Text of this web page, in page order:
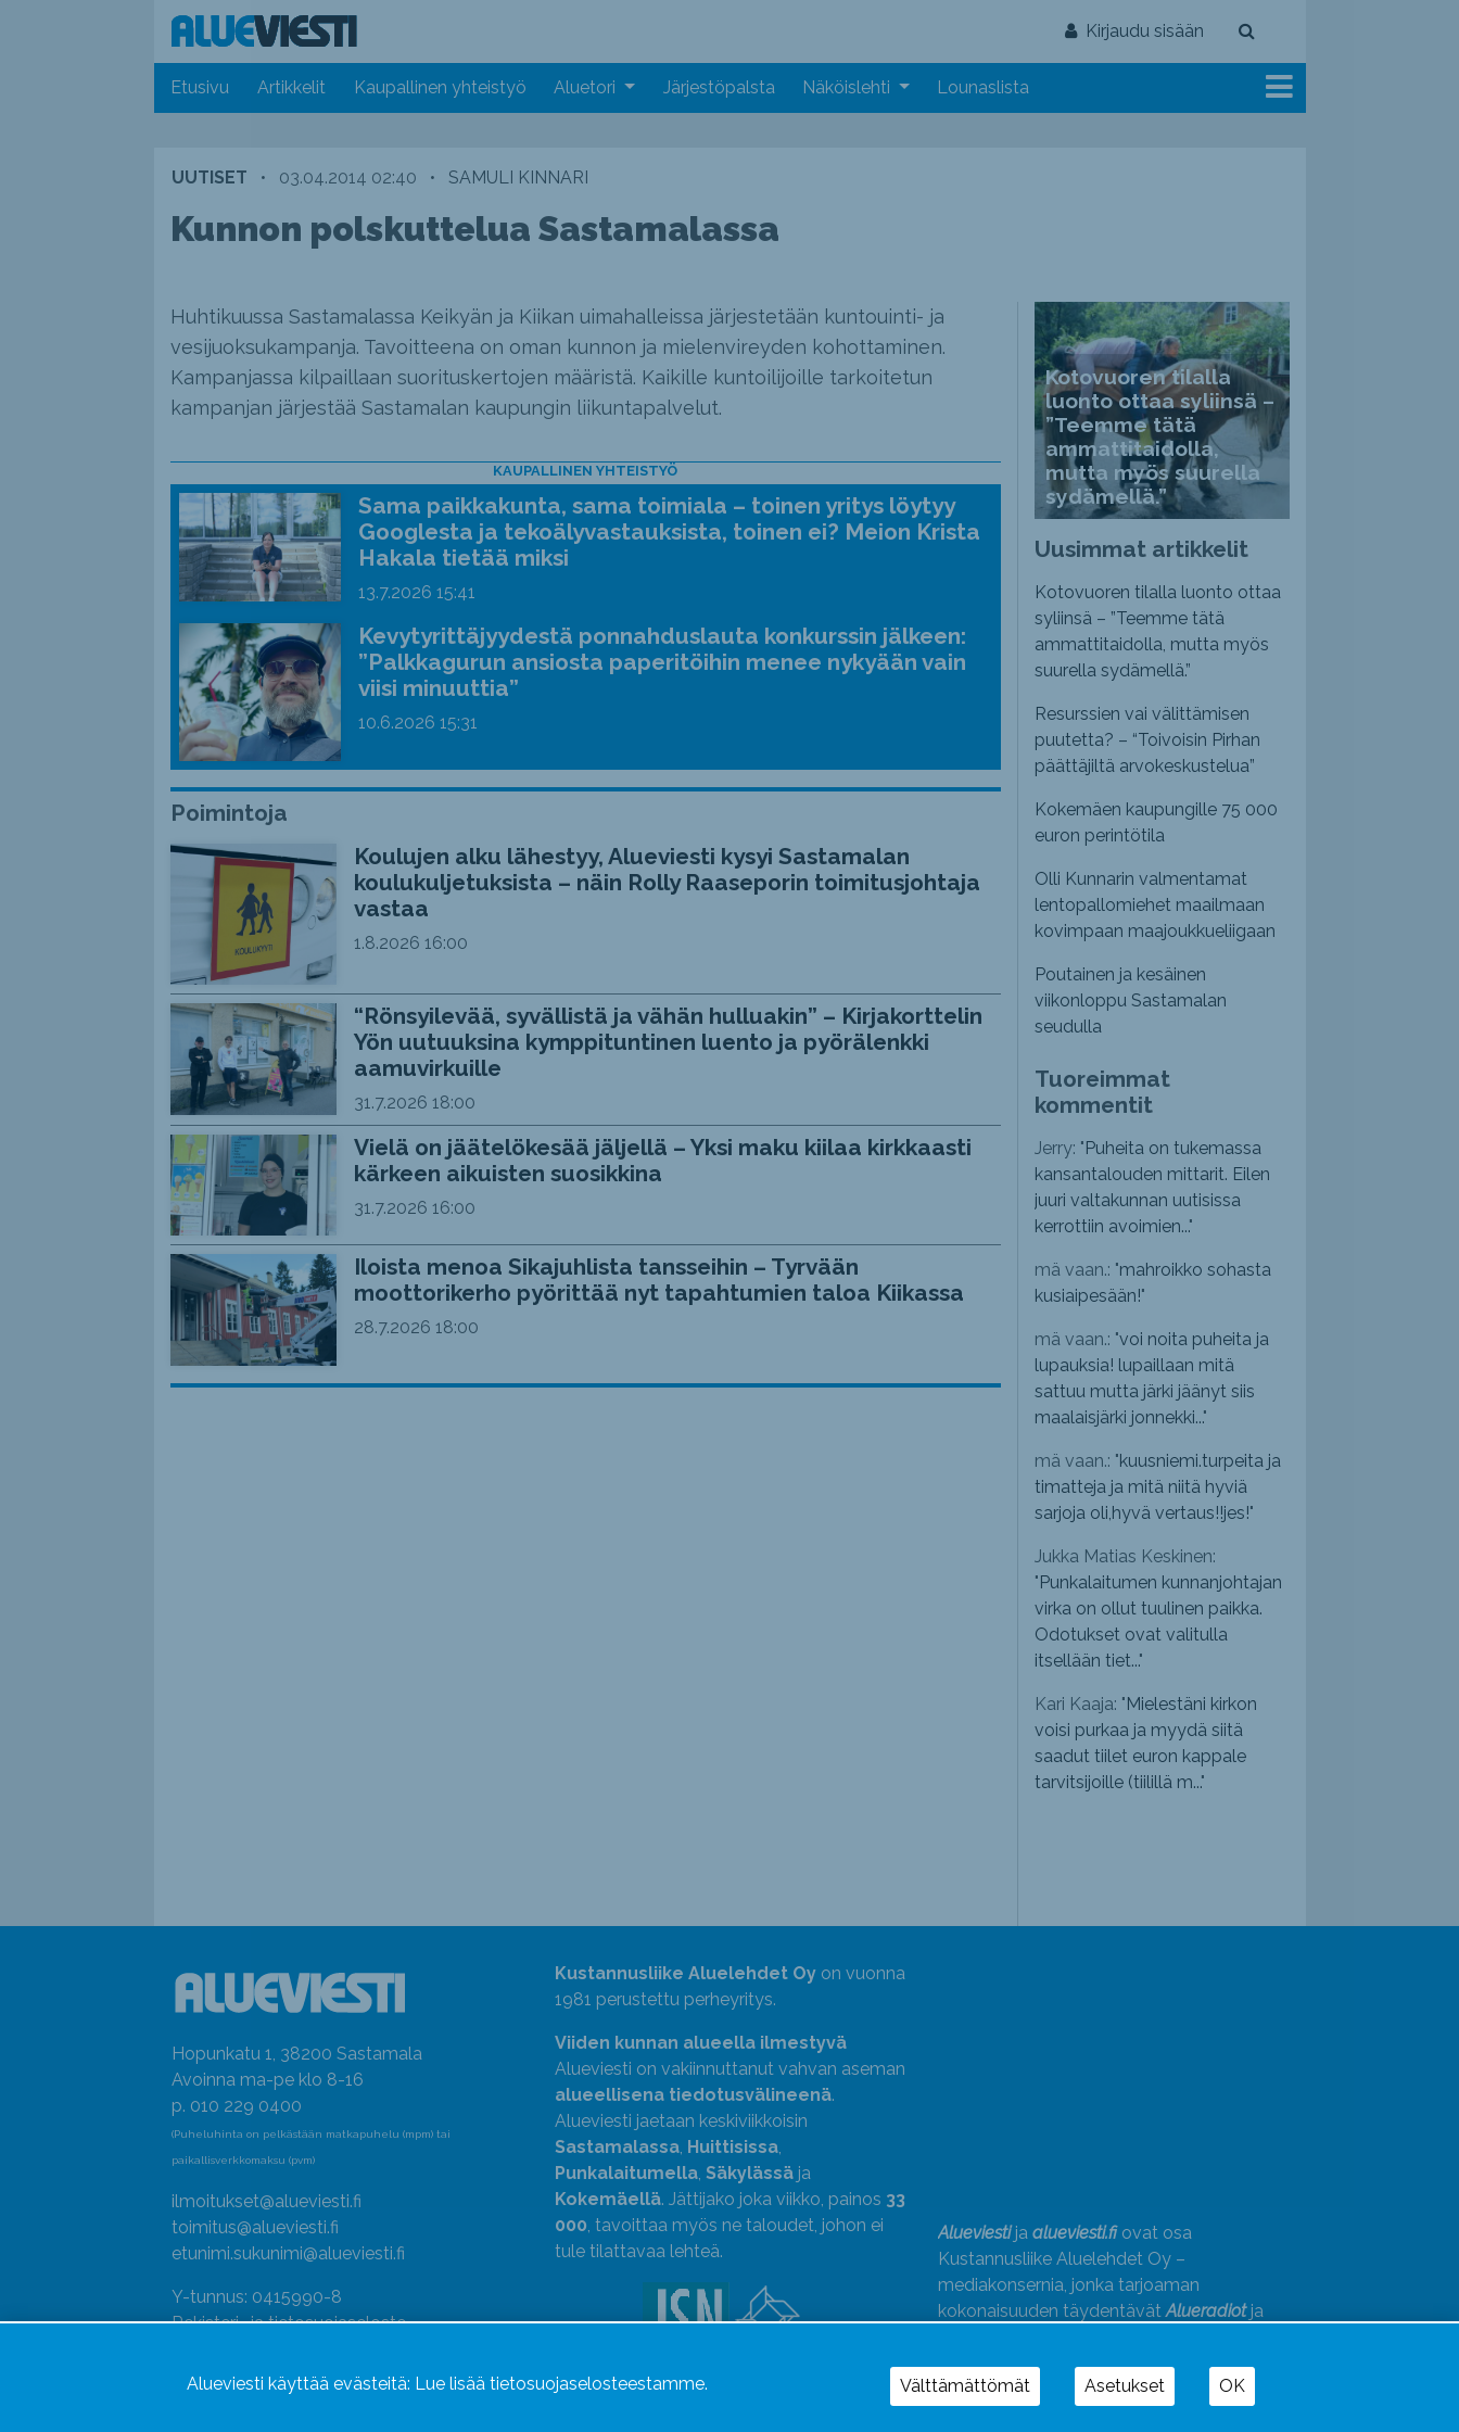
Kirjaudu sisään
Etusivu Artikkelit Kaupallinen yhteistyö Aluetori Järjestöpalsta Näköislehti Lounaslista
UUTISET • 03.04.2014 02:40 • SAMULI KINNARI
Kunnon polskuttelua Sastamalassa
Huhtikuussa Sastamalassa Keikyän ja Kiikan uimahalleissa järjestetään kuntouinti- ja
vesijuoksukampanja. Tavoitteena on oman kunnon ja mielenvireyden kohottaminen.
Kampanjassa kilpaillaan suorituskertojen määristä. Kaikille kuntoilijoille tarkoitetun
kampanjan järjestää Sastamalan kaupungin liikuntapalvelut.
KAUPALLINEN YHTEISTYÖ
Sama paikkakunta, sama toimiala – toinen yritys löytyy
Googlesta ja tekoälyvastauksista, toinen ei? Meion Krista
Hakala tietää miksi
13.7.2026 15:41
Kevytyrittäjyydestä ponnahduslauta konkurssin jälkeen:
”Palkkagurun ansiosta paperitöihin menee nykyään vain
viisi minuuttia”
10.6.2026 15:31
Poimintoja
Koulujen alku lähestyy, Alueviesti kysyi Sastamalan
koulukuljetuksista – näin Rolly Raaseporin toimitusjohtaja
vastaa
1.8.2026 16:00
“Rönsyilevää, syvällistä ja vähän hulluakin” – Kirjakorttelin
Yön uutuuksina kymppituntinen luento ja pyörälenkki
aamuvirkuille
31.7.2026 18:00
Vielä on jäätelökesää jäljellä – Yksi maku kiilaa kirkkaasti
kärkeen aikuisten suosikkina
31.7.2026 16:00
Iloista menoa Sikajuhlista tansseihin – Tyrvään
moottorikerho pyörittää nyt tapahtumien taloa Kiikassa
28.7.2026 18:00
Kotovuoren tilalla
luonto ottaa syliinsä –
”Teemme tätä
ammattitaidolla,
mutta myös suurella
sydämellä.”
Uusimmat artikkelit
Kotovuoren tilalla luonto ottaa
syliinsä – ”Teemme tätä
ammattitaidolla, mutta myös
suurella sydämellä.”
Resurssien vai välittämisen
puutetta? – “Toivoisin Pirhan
päättäjiltä arvokeskustelua”
Kokemäen kaupungille 75 000
euron perintötila
Olli Kunnarin valmentamat
lentopallomiehet maailmaan
kovimpaan maajoukkueliigaan
Poutainen ja kesäinen
viikonloppu Sastamalan
seudulla
Tuoreimmat
kommentit
Jerry: " Puheita on tukemassa
kansantalouden mittarit. Eilen
juuri valtakunnan uutisissa
kerrottiin avoimien..."
mä vaan.: "mahroikko sohasta
kusiaipesään!"
mä vaan.: "voi noita puheita ja
lupauksia! lupaillaan mitä
sattuu mutta järki jäänyt siis
maalaisjärki jonnekki..."
mä vaan.: "kuusniemi.turpeita ja
timatteja ja mitä niitä hyviä
sarjoja oli,hyvä vertaus!!jes!"
Jukka Matias Keskinen:
" Punkalaitumen kunnanjohtajan
virka on ollut tuulinen paikka.
Odotukset ovat valitulla
itsellään tiet..."
Kari Kaaja: " Mielestäni kirkon
voisi purkaa ja myydä siitä
saadut tiilet euron kappale
tarvitsijoille (tiilillä m..."
Hopunkatu 1, 38200 Sastamala
Avoinna ma-pe klo 8-16
p. 010 229 0400
(Puheluhinta on pelkästään matkapuhelu (mpm) tai
paikallisverkkomaksu (pvm)
ilmoitukset@alueviesti.fi
toimitus@alueviesti.fi
etunimi.sukunimi@alueviesti.fi
Y-tunnus: 0415990-8
Rekisteri- ja tietosuojaseloste
Seuraa meitä
Kustannusliike Aluelehdet Oyon vuonna
1981 perustettu perheyritys.
Viiden kunnan alueella ilmestyvä
Alueviesti on vakiinnuttanut vahvan aseman
alueellisena tiedotusvälineenä.
Alueviesti jaetaan keskiviikkoisin
Sastamalassa, Huittisissa,
Punkalaitumella, Säkylässäja
Kokemäellä. Jättijako joka viikko, painos 33
000, tavoittaa myös ne taloudet, johon ei
tule tilattavaa lehteä.
Uutismedian Liiton jäsen. Noudatamme
Alueviestija alueviesti.fiovat osa
Kustannusliike Aluelehdet Oy –
mediakonsernia, jonka tarjoaman
kokonaisuuden täydentävätAlueradiotja
Alueviesti käyttää evästeitä: Lue lisää tietosuojaselosteestamme. Välttämättömät Asetukset OK